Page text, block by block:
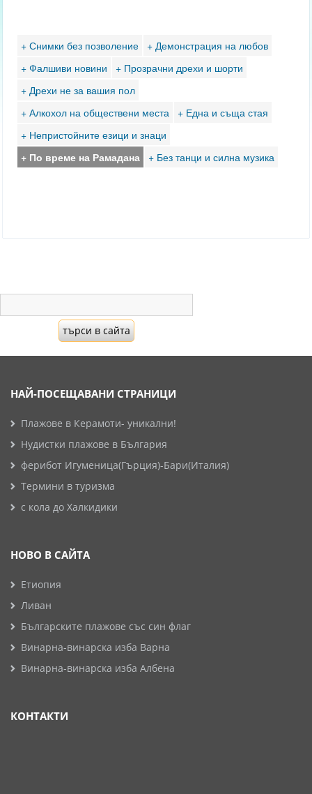
+ Снимки без позволение
+ Демонстрация на любов
+ Фалшиви новини
+ Прозрачни дрехи и шорти
+ Дрехи не за вашия пол
+ Алкохол на обществени места
+ Една и съща стая
+ Непристойните езици и знаци
+ По време на Рамадана
+ Без танци и силна музика
НАЙ-ПОСЕЩАВАНИ СТРАНИЦИ
Плажове в Керамоти- уникални!
Нудистки плажове в България
ферибот Игуменица(Гърция)-Бари(Италия)
Термини в туризма
с кола до Халкидики
НОВО В САЙТА
Етиопия
Ливан
Българските плажове със син флаг
Винарна-винарска изба Варна
Винарна-винарска изба Албена
КОНТАКТИ